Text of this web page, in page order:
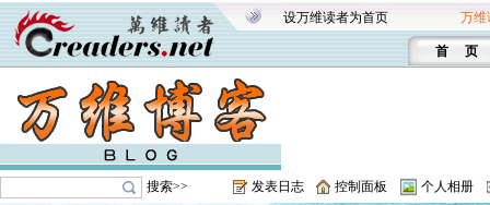
设万维读者为首页 万维
首 页
搜索>> 发表日志 控制面板 个人相册